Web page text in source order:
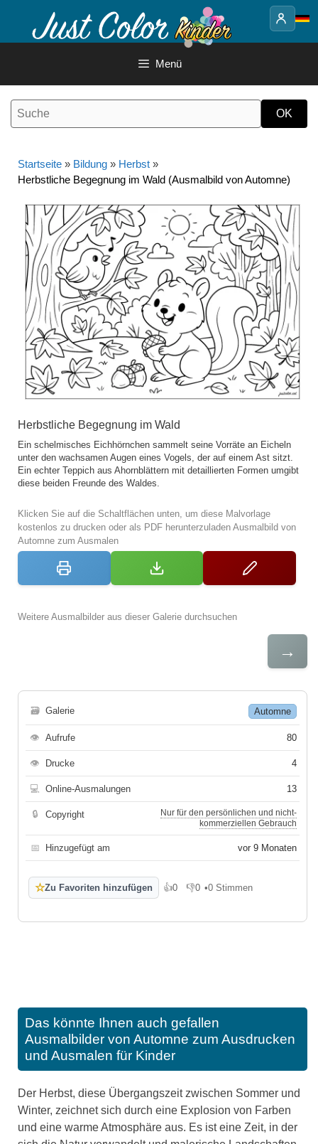
Inhalt
Menü
Startseite » Bildung » Herbst »
Herbstliche Begegnung im Wald (Ausmalbild von Automne)
Herbstliche Begegnung im Wald
Ein schelmisches Eichhörnchen sammelt seine Vorräte an Eicheln
unter den wachsamen Augen eines Vogels, der auf einem Ast sitzt.
Ein echter Teppich aus Ahornblättern mit detaillierten Formen umgibt
diese beiden Freunde des Waldes.
Klicken Sie auf die Schaltflächen unten, um diese Malvorlage
kostenlos zu drucken oder als PDF herunterzuladen Ausmalbild von
Automne zum Ausmalen
Weitere Ausmalbilder aus dieser Galerie durchsuchen
→
🗃 Galerie Automne
👁 Aufrufe 80
👁 Drucke 4
💻 Online-Ausmalungen 13
🔒 Copyright
Nur für den persönlichen und nicht-
kommerziellen Gebrauch
📅 Hinzugefügt am vor 9 Monaten
☆Zu Favoriten hinzufügen 👍0
Gefällt mir
👎0
Gefällt mir nicht
•0 Stimmen
Das könnte Ihnen auch gefallen
Ausmalbilder von Automne zum Ausdrucken
und Ausmalen für Kinder
Der Herbst, diese Übergangszeit zwischen Sommer und
Winter, zeichnet sich durch eine Explosion von Farben
und eine warme Atmosphäre aus. Es ist eine Zeit, in der